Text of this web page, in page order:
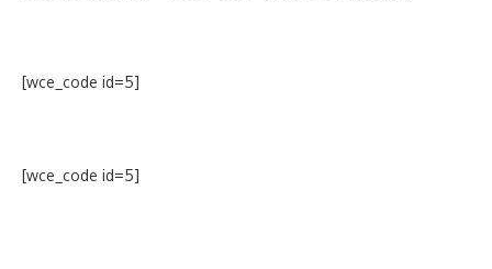
[wce_code id=5]
[wce_code id=5]